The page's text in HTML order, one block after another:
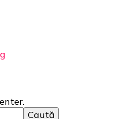
mai bune preturi. ❤️